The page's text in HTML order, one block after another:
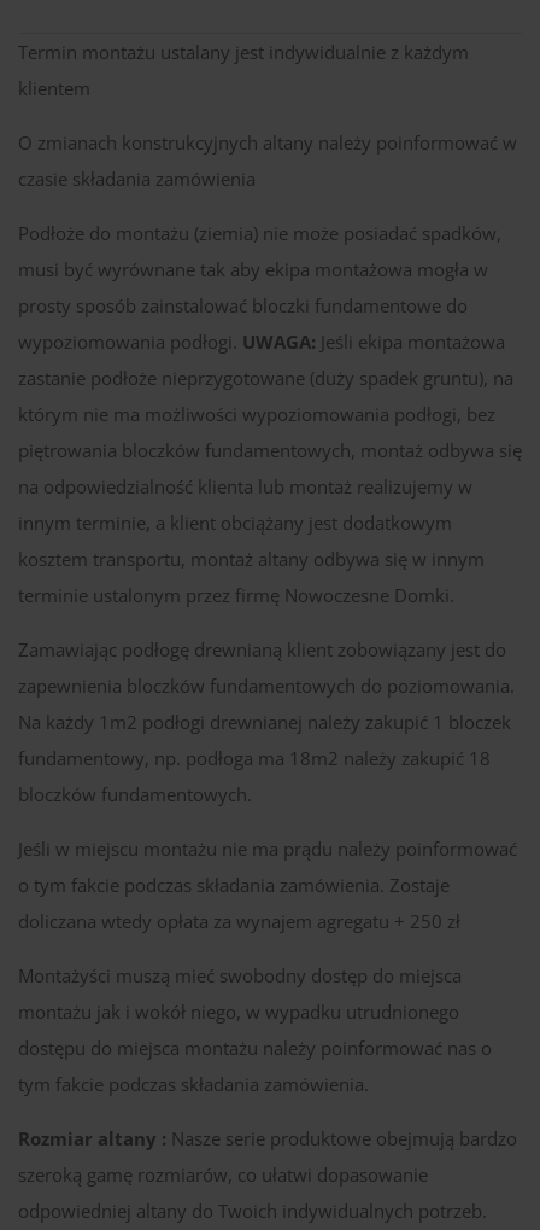
Termin montażu ustalany jest indywidualnie z każdym
klientem
O zmianach konstrukcyjnych altany należy poinformować w
czasie składania zamówienia
Podłoże do montażu (ziemia) nie może posiadać spadków,
musi być wyrównane tak aby ekipa montażowa mogła w
prosty sposób zainstalować bloczki fundamentowe do
wypoziomowania podłogi. UWAGA: Jeśli ekipa montażowa
zastanie podłoże nieprzygotowane (duży spadek gruntu), na
którym nie ma możliwości wypoziomowania podłogi, bez
piętrowania bloczków fundamentowych, montaż odbywa się
na odpowiedzialność klienta lub montaż realizujemy w
innym terminie, a klient obciążany jest dodatkowym
kosztem transportu, montaż altany odbywa się w innym
terminie ustalonym przez firmę Nowoczesne Domki.
Zamawiając podłogę drewnianą klient zobowiązany jest do
zapewnienia bloczków fundamentowych do poziomowania.
Na każdy 1m2 podłogi drewnianej należy zakupić 1 bloczek
fundamentowy, np. podłoga ma 18m2 należy zakupić 18
bloczków fundamentowych.
Jeśli w miejscu montażu nie ma prądu należy poinformować
o tym fakcie podczas składania zamówienia. Zostaje
doliczana wtedy opłata za wynajem agregatu + 250 zł
Montażyści muszą mieć swobodny dostęp do miejsca
montażu jak i wokół niego, w wypadku utrudnionego
dostępu do miejsca montażu należy poinformować nas o
tym fakcie podczas składania zamówienia.
Rozmiar altany : Nasze serie produktowe obejmują bardzo
szeroką gamę rozmiarów, co ułatwi dopasowanie
odpowiedniej altany do Twoich indywidualnych potrzeb.